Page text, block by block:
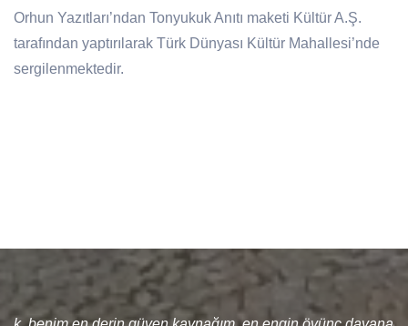
Orhun Yazıtları’ndan Tonyukuk Anıtı maketi Kültür A.Ş.
tarafından yaptırılarak Türk Dünyası Kültür Mahallesi’nde
sergilenmektedir.